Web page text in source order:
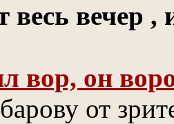
вечер ,
вор, он
от